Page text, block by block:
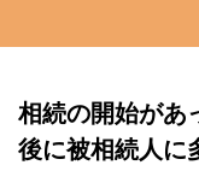
相続の開始があ
後に被相続人に